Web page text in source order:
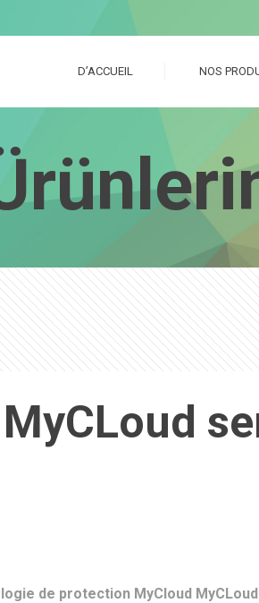
D’ACCUEIL NOS
MyCLoud
de protection MyCloud